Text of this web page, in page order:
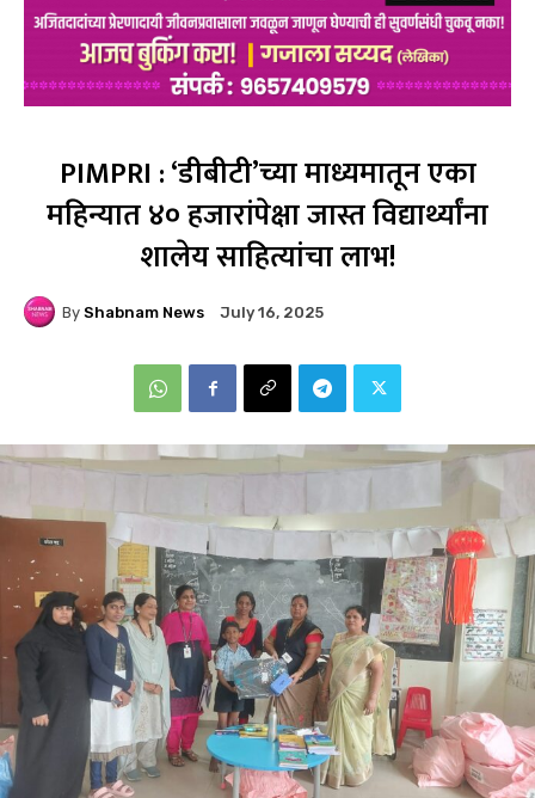
PIMPRI : ‘डीबीटी’च्या माध्यमातून एका
महिन्यात ४० हजारांपेक्षा जास्त विद्यार्थ्यांना
शालेय साहित्यांचा लाभ!
By Shabnam News July 16, 2025